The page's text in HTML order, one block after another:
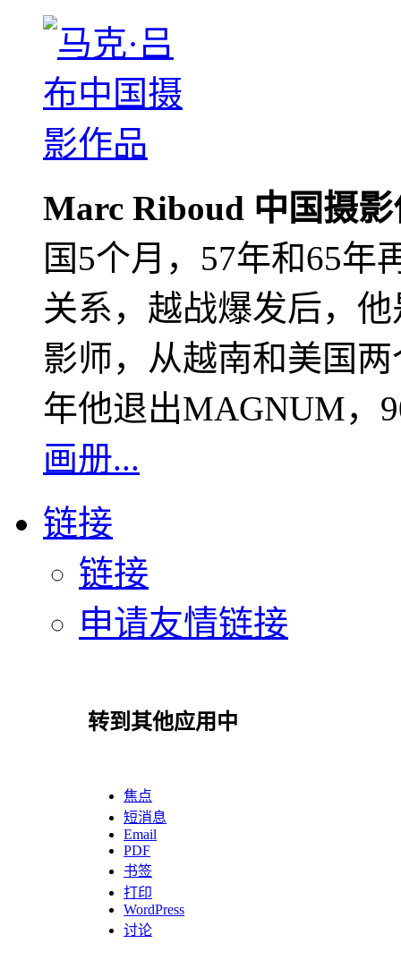
Marc Riboud 中国摄
国5个月，57年和65年
关系，越战爆发后，
影师，从越南和美国
年他退出MAGNUM，
画册...
链接
链接
申请友情链接
转到其他应用中
焦点
短消息
Email
PDF
书签
打印
WordPress
讨论